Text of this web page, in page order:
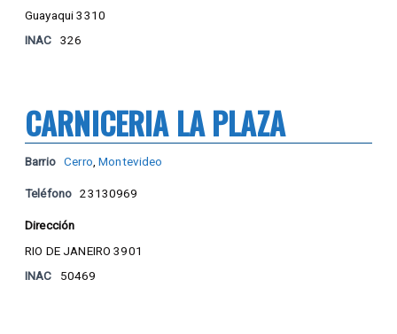
Guayaqui 3310
INAC
326
CARNICERIA LA PLAZA
Barrio Cerro ,Montevideo
Teléfono 23130969
Dirección
RIO DE JANEIRO 3901
INAC
50469